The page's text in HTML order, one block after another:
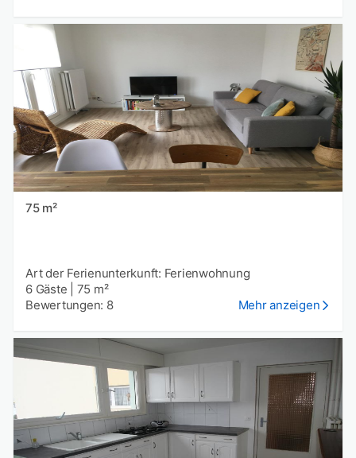
75 m²
Art der Ferienunterkunft: Ferienwohnung
6 Gäste
75 m²
Bewertungen: 8
Mehr anzeigen